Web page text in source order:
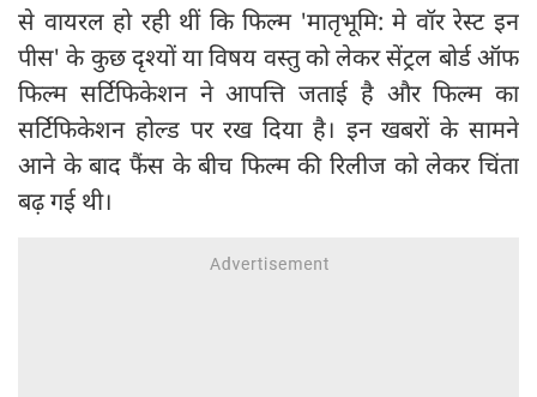
से वायरल हो रही थीं कि फिल्म 'मातृभूमि: मे वॉर रेस्ट इन
पीस' के कुछ दृश्यों या विषय वस्तु को लेकर सेंट्रल बोर्ड ऑफ
फिल्म सर्टिफिकेशन ने आपत्ति जताई है और फिल्म का
सर्टिफिकेशन होल्ड पर रख दिया है। इन खबरों के सामने
आने के बाद फैंस के बीच फिल्म की रिलीज को लेकर चिंता
बढ़ गई थी।